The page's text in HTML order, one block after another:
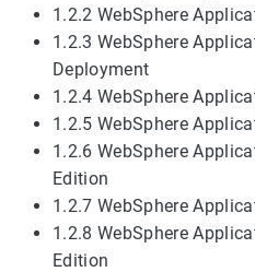
1.2.2 WebSphere
1.2.3 WebSphere
Deployment
1.2.4 WebSphere
1.2.5 WebSphere
1.2.6 WebSphere
Edition
1.2.7 WebSphere
1.2.8 WebSphere
Edition